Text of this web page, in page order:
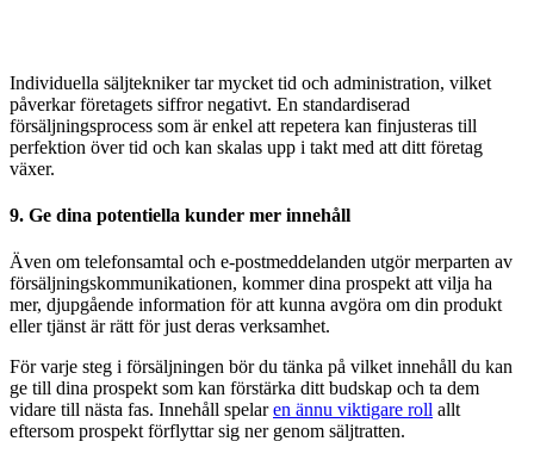
Individuella säljtekniker tar mycket tid och administration, vilket
påverkar företagets siffror negativt. En standardiserad
försäljningsprocess som är enkel att repetera kan finjusteras till
perfektion över tid och kan skalas upp i takt med att ditt företag
växer.
9. Ge dina potentiella kunder mer innehåll
Även om telefonsamtal och e-postmeddelanden utgör merparten av
försäljningskommunikationen, kommer dina prospekt att vilja ha
mer, djupgående information för att kunna avgöra om din produkt
eller tjänst är rätt för just deras verksamhet.
För varje steg i försäljningen bör du tänka på vilket innehåll du kan
ge till dina prospekt som kan förstärka ditt budskap och ta dem
vidare till nästa fas. Innehåll spelaren ännu viktigare roll allt
eftersom prospekt förflyttar sig ner genom säljtratten.